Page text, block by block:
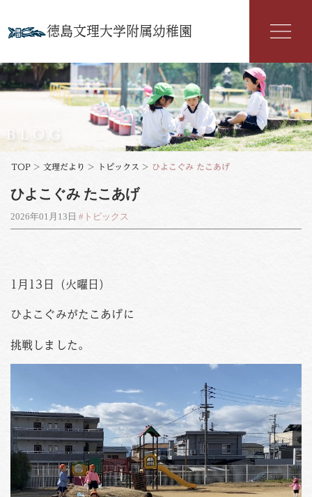
徳島文理大学附属幼稚園
幼稚園紹介
入園案内
年間行事
よくある質問
お知らせ
お問い合わせはこちら
088-653-4941
受付時間
月〜金 / 9:00-18:00
土 / 9:00-12:00
BLOG
TOP > 文理だより > トピックス > ひよこぐみ たこあげ
ひよこぐみ たこあげ
2026年01月13日 #トピックス
1月13日（火曜日）
ひよこぐみがたこあげに
挑戦しました。